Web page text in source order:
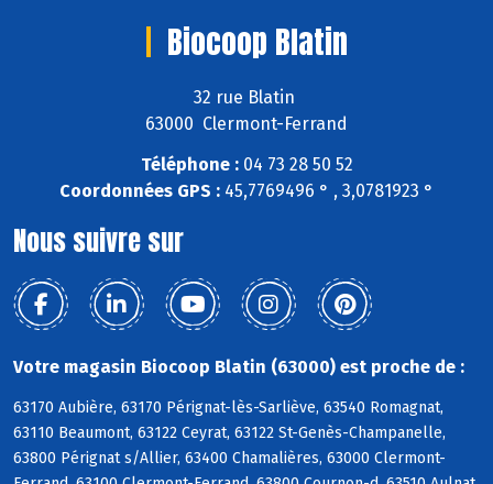
Biocoop Blatin
32 rue Blatin
63000 Clermont-Ferrand
Téléphone :04 73 28 50 52
Coordonnées GPS : 45,7769496 ° , 3,0781923 °
Nous suivre sur
Votre magasin Biocoop Blatin (63000) est proche de :
63170 Aubière, 63170 Pérignat-lès-Sarliève, 63540 Romagnat,
63110 Beaumont, 63122 Ceyrat, 63122 St-Genès-Champanelle,
63800 Pérignat s/Allier, 63400 Chamalières, 63000 Clermont-